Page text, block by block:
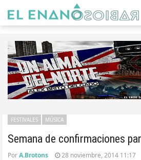
Semana de confirmaciones
FESTIVALES MÚSICA
PorA.Brotons 28 noviembre, 2014 11:17